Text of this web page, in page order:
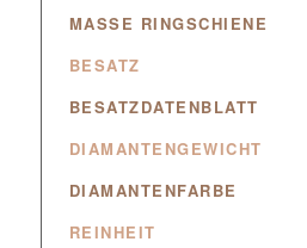
MASSE RINGSCHIENE
BESATZ
BESATZDATENBLATT
DIAMANTENGEWICHT
DIAMANTENFARBE
REINHEIT